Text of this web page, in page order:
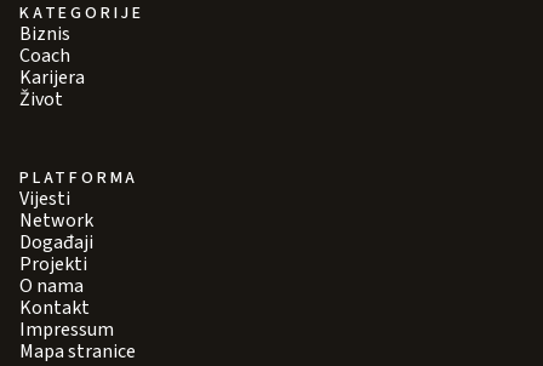
KATEGORIJE
Biznis
Coach
Karijera
Život
PLATFORMA
Vijesti
Network
Događaji
Projekti
O nama
Kontakt
Impressum
Mapa stranice